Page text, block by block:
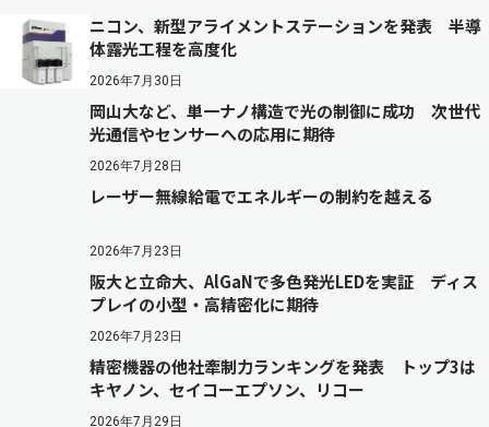
ニコン、新型アライメントステーションを発表 半導
体露光工程を高度化
2026年7月30日
岡山大など、単一ナノ構造で光の制御に成功 次世代
光通信やセンサーへの応用に期待
2026年7月28日
レーザー無線給電でエネルギーの制約を越える
2026年7月23日
阪大と立命大、AlGaNで多色発光LEDを実証 ディス
プレイの小型・高精密化に期待
2026年7月23日
精密機器の他社牽制力ランキングを発表 トップ3は
キヤノン、セイコーエプソン、リコー
2026年7月29日